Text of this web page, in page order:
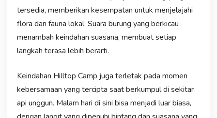
tersedia, memberikan kesempatan untuk menjelajahi
flora dan fauna lokal. Suara burung yang berkicau
menambah keindahan suasana, membuat setiap
langkah terasa lebih berarti.
Keindahan Hilltop Camp juga terletak pada momen
kebersamaan yang tercipta saat berkumpul di sekitar
api unggun. Malam hari di sini bisa menjadi luar biasa,